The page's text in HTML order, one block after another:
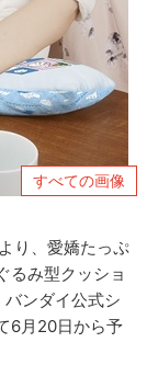
すべての画像
り、愛嬌たっぷ
るみ型クッショ
ンダイ公式シ
6月20日から予